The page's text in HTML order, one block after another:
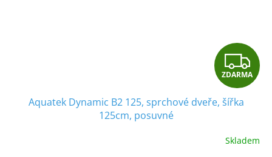
Z
D
R
ZDARMA
Aquatek Dynamic B2 125, sprchové dveře, šířka
125cm, posuvné
Skladem